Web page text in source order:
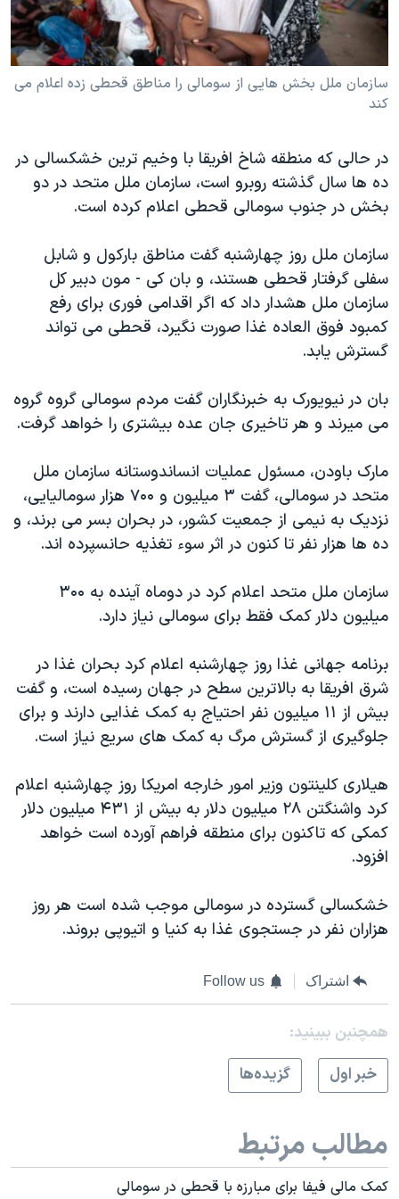
فرهنگ و زندگی
حقوق شهروندی
اقتصادی
گالری عکس
آرشیو پخش زنده
مستندها
انتخابات ریاست جمهوری آمریکا ۲۰۲۴
حمله جمهوری اسلامی به اسرائیل
اعتراضات زن، زندگی، آزادی
مجموعه مستندهای دادخواهی
دادگاه حمید نوری
چهل سال گروگان‌گیری
قانون شفافیت دارائی کادر رهبری ایران
اسرائیل در جنگ
نرگس محمدی برنده جایزه نوبل صلح
همایش محافظه‌کاران آمریکا «سی‌پک»
صفحه‌های ویژه
سفر پرزیدنت ترامپ به چین
دنبال کنید
سازمان ملل بخش هایی از سومالی را مناطق قحطی زده اعلام می
کند
در حالی که منطقه شاخ افریقا با وخیم ترین خشکسالی در
ده ها سال گذشته روبرو است، سازمان ملل متحد در دو
بخش در جنوب سومالی قحطی اعلام کرده است.
سازمان ملل روز چهارشنبه گفت مناطق بارکول و شابل
سفلی گرفتار قحطی هستند، و بان کی - مون دبیر کل
سازمان ملل هشدار داد که اگر اقدامی فوری برای رفع
کمبود فوق العاده غذا صورت نگیرد، قحطی می تواند
گسترش یابد.
بان در نیویورک به خبرنگاران گفت مردم سومالی گروه گروه
می میرند و هر تاخیری جان عده بیشتری را خواهد گرفت.
مارک باودن، مسئول عملیات انساندوستانه سازمان ملل
متحد در سومالی، گفت ۳ میلیون و ۷۰۰ هزار سومالیایی،
نزدیک به نیمی از جمعیت کشور، در بحران بسر می برند، و
ده ها هزار نفر تا کنون در اثر سوء تغذیه حانسپرده اند.
سازمان ملل متحد اعلام کرد در دوماه آینده به ۳۰۰
میلیون دلار کمک فقط برای سومالی نیاز دارد.
برنامه جهانی غذا روز چهارشنبه اعلام کرد بحران غذا در
شرق افریقا به بالاترین سطح در جهان رسیده است، و گفت
بیش از ۱۱ میلیون نفر احتیاج به کمک غذایی دارند و برای
جلوگیری از گسترش مرگ به کمک های سریع نیاز است.
هیلاری کلینتون وزیر امور خارجه امریکا روز چهارشنبه اعلام
کرد واشنگتن ۲۸ میلیون دلار به بیش از ۴۳۱ میلیون دلار
کمکی که تاکنون برای منطقه فراهم آورده است خواهد
افزود.
خشکسالی گسترده در سومالی موجب شده است هر روز
هزاران نفر در جستجوی غذا به کنیا و اتیوپی بروند.
اشتراک Follow us
همچنبن ببینید:
خبر اول
گزيده‌ها
مطالب مرتبط
کمک مالی فیفا برای مبارزه با قحطی در سومالی